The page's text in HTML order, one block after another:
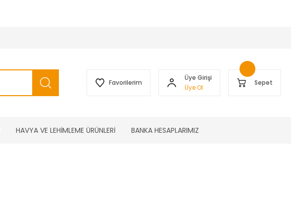
Favorilerim
Üye Girişi
Üye Ol
Sepet
HAVYA VE LEHİMLEME ÜRÜNLERİ BANKA HESAPLARIMIZ